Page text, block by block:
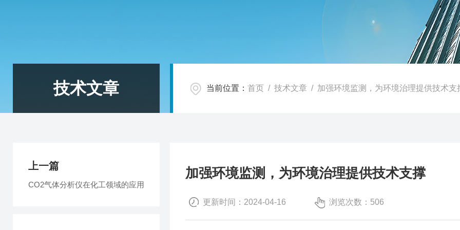
技术文章 当前位置： 首页 / 技术文章 / 加强环境监测，为环境治理提供技术支
加强环境监测，为环境治理提供技术支撑
更新时间：2024-04-16 浏览次数：506
上一篇
CO2气体分析仪在化工领域的应用